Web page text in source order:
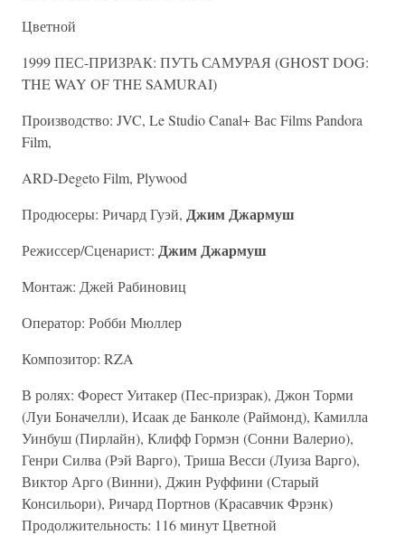
Цветной
1999 ПЕС-ПРИЗРАК: ПУТЬ САМУРАЯ (GHOST DOG:
THE WAY OF THE SAMURAI)
Производство: JVC, Le Studio Canal+ Вас Films Pandora
Film,
ARD-Degeto Film, Plywood
Продюсеры: Ричард Гуэй, Джим Джармуш
Режиссер/Сценарист: Джим Джармуш
Монтаж: Джей Рабиновиц
Оператор: Робби Мюллер
Композитор: RZA
В ролях: Форест Уитакер (Пес-призрак), Джон Торми
(Луи Боначелли), Исаак де Банколе (Раймонд), Камилла
Уинбуш (Пирлайн), Клифф Гормэн (Сонни Валерио),
Генри Силва (Рэй Варго), Триша Весси (Луиза Варго),
Виктор Арго (Винни), Джин Руффини (Старый
Консильори), Ричард Портнов (Красавчик Фрэнк)
Продолжительность: 116 минут Цветной